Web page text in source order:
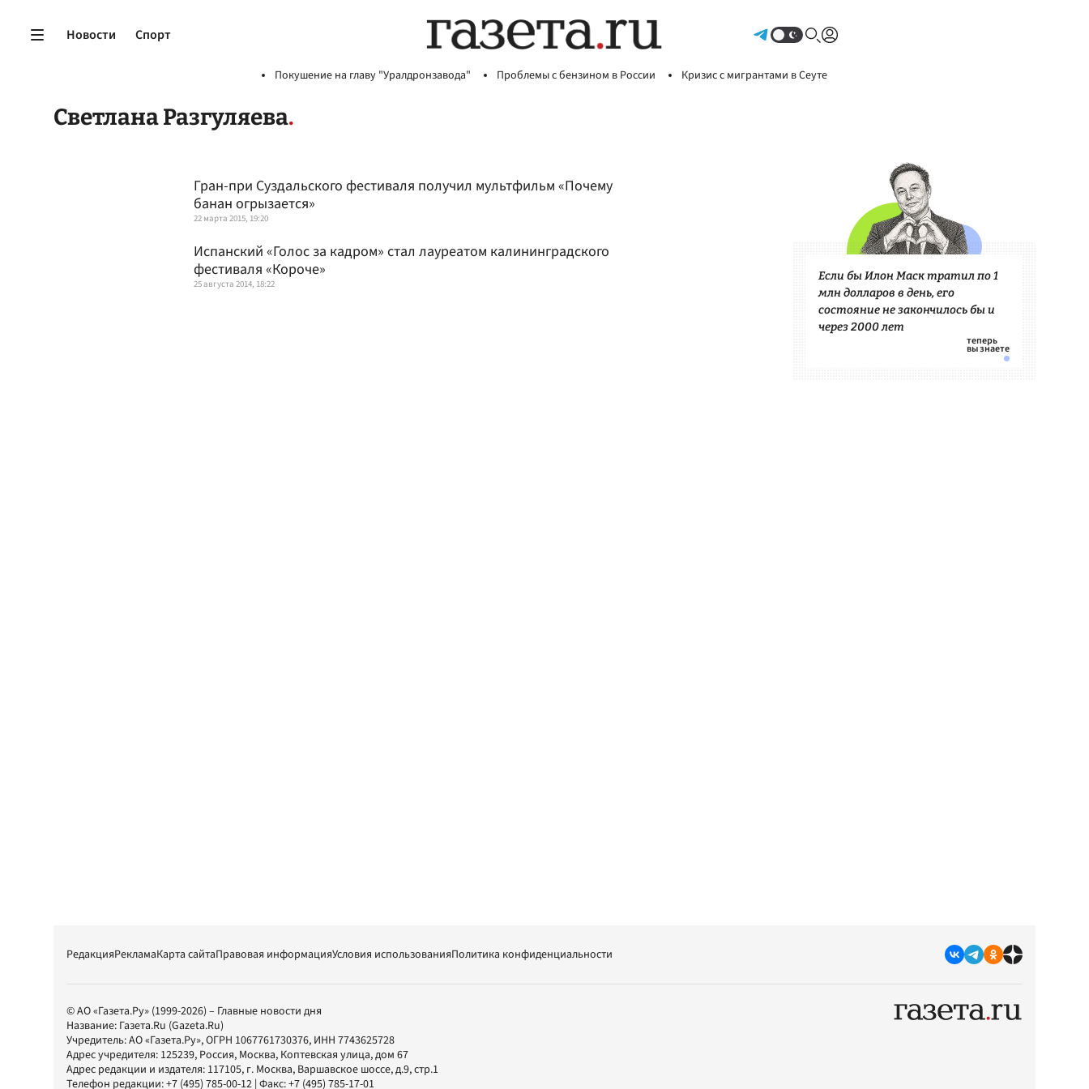
Новости Спорт
Покушение на главу "Уралдронзавода" Проблемы с бензином в России Кризис с мигрантами в Сеуте
Светлана Разгуляева
Гран-при Суздальского фестиваля получил мультфильм «Почему
банан огрызается»
22 марта 2015, 19:20
Испанский «Голос за кадром» стал лауреатом калининградского
фестиваля «Короче»
25 августа 2014, 18:22
Если бы Илон Маск тратил по 1
млн долларов в день, его
состояние не закончилось бы и
через 2000 лет
РедакцияРекламаКарта сайтаПравовая информацияУсловия использованияПолитика конфиденциальности
© АО «Газета.Ру» (1999-2026) – Главные новости дня
Название: Газета.Ru (Gazeta.Ru)
Учредитель:АО «Газета.Ру», ОГРН 1067761730376, ИНН 7743625728
Адрес учредителя: 125239, Россия, Москва, Коптевская улица, дом 67
Адрес редакции и издателя: 117105, г. Москва, Варшавское шоссе, д.9, стр.1
Телефон редакции:+7 (495) 785-00-12 | Факс:+7 (495) 785-17-01